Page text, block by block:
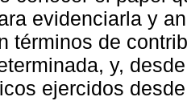
evidenciarla y
términos de
y,
ejercidos